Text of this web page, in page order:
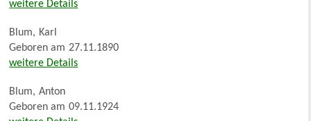
weitere Details
Blum, Karl
Geboren am 27.11.1890
weitere Details
Blum, Anton
Geboren am 09.11.1924